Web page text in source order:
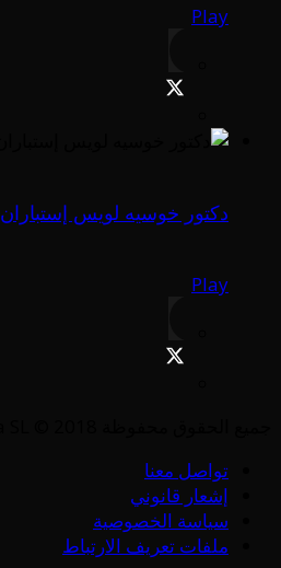
Play
دكتور خوسيه لويس إستباران
Play
تواصل معنا
إشعار قانوني
سياسة الخصوصية
ملفات تعريف الارتباط